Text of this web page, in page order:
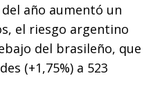
año aumentó un
el riesgo argentino
del brasileño, que
(+1,75%) a 523